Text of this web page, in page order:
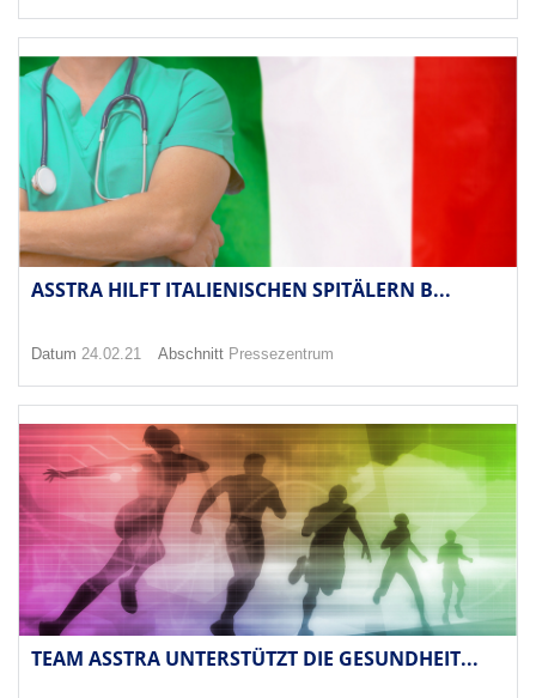
ASSTRA HILFT ITALIENISCHEN SPITÄLERN B...
Datum 24.02.21 Abschnitt Pressezentrum
TEAM ASSTRA UNTERSTÜTZT DIE GESUNDHEIT...